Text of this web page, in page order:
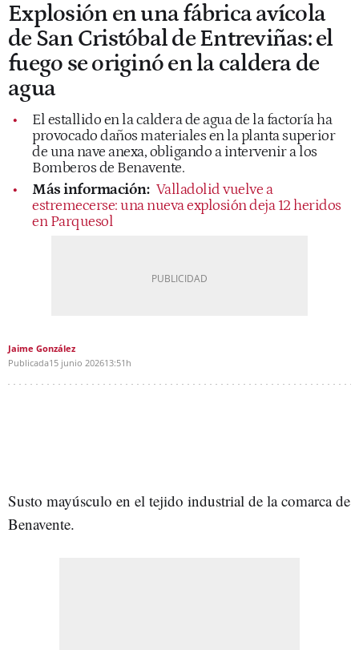
Explosión en una fábrica avícola
de San Cristóbal de Entreviñas: el
fuego se originó en la caldera de
agua
El estallido en la caldera de agua de la factoría ha
provocado daños materiales en la planta superior
de una nave anexa, obligando a intervenir a los
Bomberos de Benavente.
Más información: Valladolid vuelve a
estremecerse: una nueva explosión deja 12 heridos
en Parquesol
Jaime González
Publicada15 junio 202613:51h
Susto mayúsculo en el tejido industrial de la comarca de
Benavente.